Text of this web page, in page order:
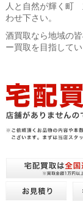
人と自然が輝く町
わせ下さい。
酒買取なら地域の
ー買取を目指して